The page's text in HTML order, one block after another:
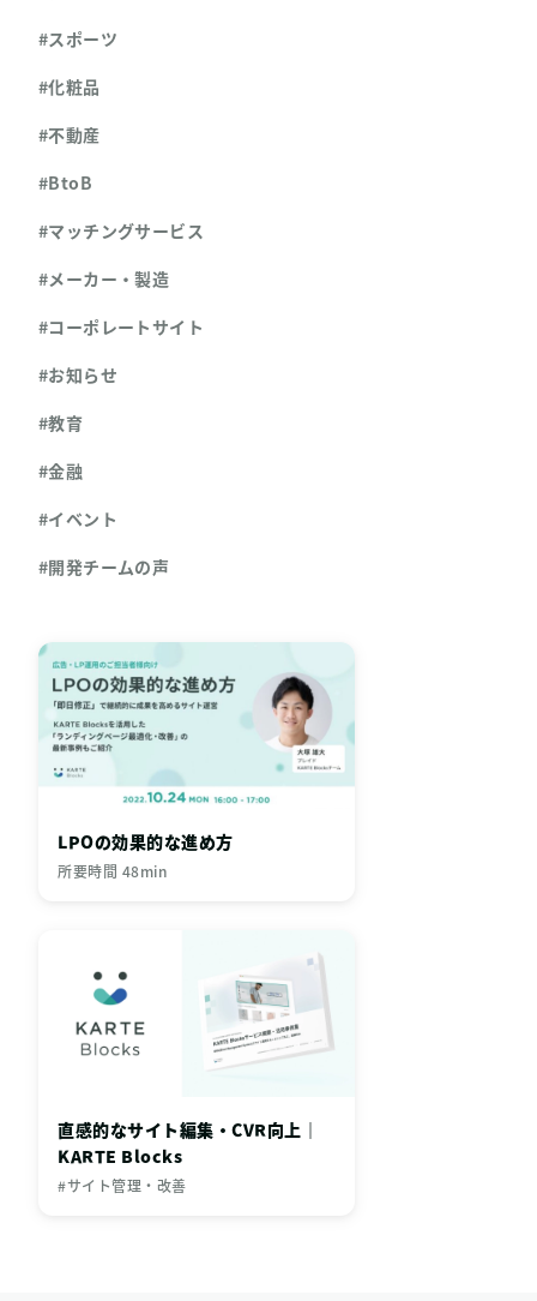
#スポーツ
#化粧品
#不動産
#BtoB
#マッチングサービス
#メーカー・製造
#コーポレートサイト
#お知らせ
#教育
#金融
#イベント
#開発チームの声
LPOの効果的な進め方
所要時間 48min
直感的なサイト編集・CVR向上｜
KARTE Blocks
#サイト管理・改善